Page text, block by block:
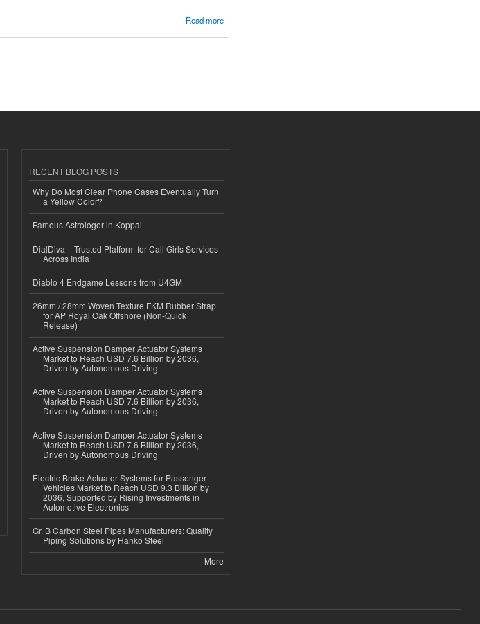
Read more
RECENT BLOG POSTS
Why Do Most Clear Phone Cases Eventually Turn
a Yellow Color?
Famous Astrologer in Koppal
DialDiva – Trusted Platform for Call Girls Services
Across India
Diablo 4 Endgame Lessons from U4GM
26mm / 28mm Woven Texture FKM Rubber Strap
for AP Royal Oak Offshore (Non-Quick
Release)
Active Suspension Damper Actuator Systems
Market to Reach USD 7.6 Billion by 2036,
Driven by Autonomous Driving
Active Suspension Damper Actuator Systems
Market to Reach USD 7.6 Billion by 2036,
Driven by Autonomous Driving
Active Suspension Damper Actuator Systems
Market to Reach USD 7.6 Billion by 2036,
Driven by Autonomous Driving
Electric Brake Actuator Systems for Passenger
Vehicles Market to Reach USD 9.3 Billion by
2036, Supported by Rising Investments in
Automotive Electronics
Gr. B Carbon Steel Pipes Manufacturers: Quality
Piping Solutions by Hanko Steel
More